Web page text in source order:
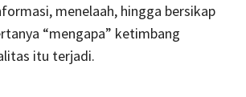
menelaah, hingga bersikap
“mengapa” ketimbang
itu terjadi.